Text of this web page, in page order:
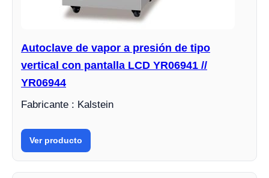
Autoclave de vapor a presión de tipo
vertical con pantalla LCD YR06941 //
YR06944
Fabricante : Kalstein
Ver producto